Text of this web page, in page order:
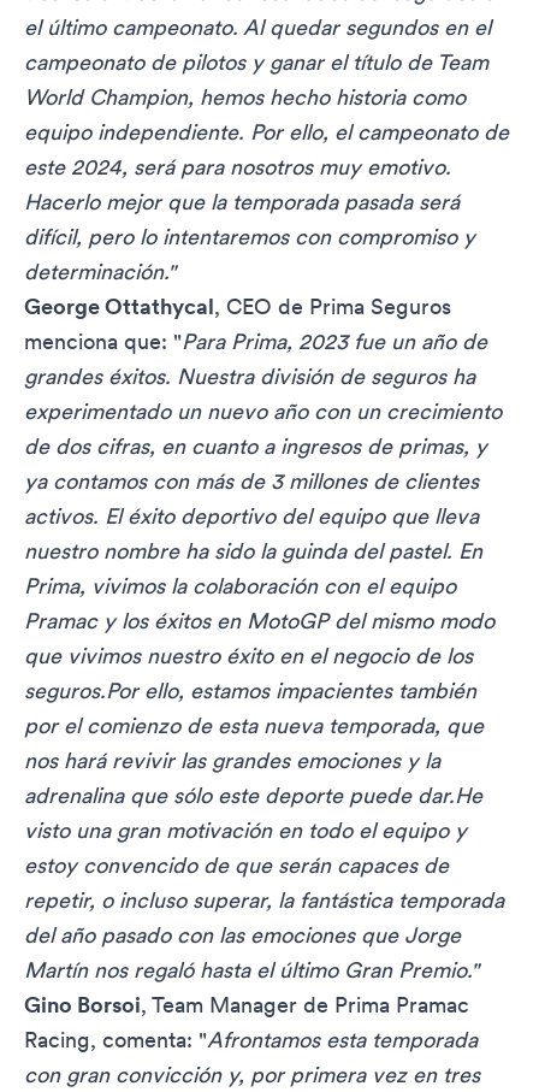
el último campeonato. Al quedar segundos en el
campeonato de pilotos y ganar el título de Team
World Champion, hemos hecho historia como
equipo independiente. Por ello, el campeonato de
este 2024, será para nosotros muy emotivo.
Hacerlo mejor que la temporada pasada será
difícil, pero lo intentaremos con compromiso y
determinación."
George Ottathycal, CEO de Prima Seguros
menciona que: "Para Prima, 2023 fue un año de
grandes éxitos. Nuestra división de seguros ha
experimentado un nuevo año con un crecimiento
de dos cifras, en cuanto a ingresos de primas, y
ya contamos con más de 3 millones de clientes
activos. El éxito deportivo del equipo que lleva
nuestro nombre ha sido la guinda del pastel. En
Prima, vivimos la colaboración con el equipo
Pramac y los éxitos en MotoGP del mismo modo
que vivimos nuestro éxito en el negocio de los
seguros.Por ello, estamos impacientes también
por el comienzo de esta nueva temporada, que
nos hará revivir las grandes emociones y la
adrenalina que sólo este deporte puede dar.He
visto una gran motivación en todo el equipo y
estoy convencido de que serán capaces de
repetir, o incluso superar, la fantástica temporada
del año pasado con las emociones que Jorge
Martín nos regaló hasta el último Gran Premio."
Gino Borsoi, Team Manager de Prima Pramac
Racing, comenta: "Afrontamos esta temporada
con gran convicción y, por primera vez en tres